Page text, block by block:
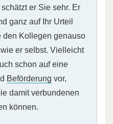
er Sie sehr. Er
ganz auf Ihr Urteil
den Kollegen genauso
er selbst. Vielleicht
schon auf eine
Beförderung vor,
damit verbundenen
können.